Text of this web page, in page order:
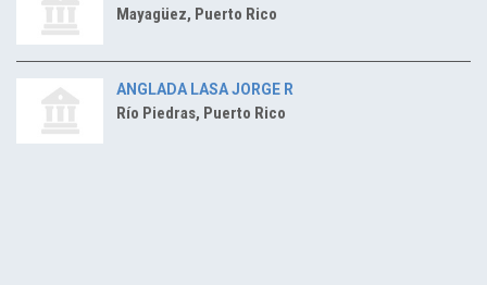
Mayagüez, Puerto Rico
ANGLADA LASA JORGE R
Río Piedras, Puerto Rico